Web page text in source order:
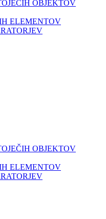
OBJEKTOV
ELEMENTOV
OBJEKTOV
ELEMENTOV